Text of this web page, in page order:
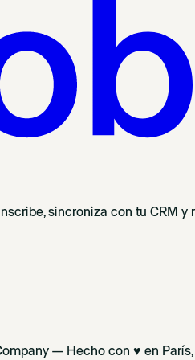
sincroniza con tu CRM
— Hecho con ♥ en